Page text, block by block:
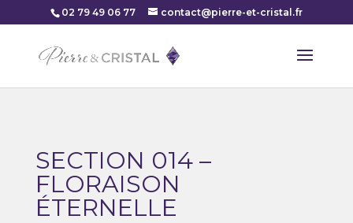
02 79 49 06 77 contact@pierre-et-cristal.fr
SECTION 014 –
FLORAISON
ÉTERNELLE